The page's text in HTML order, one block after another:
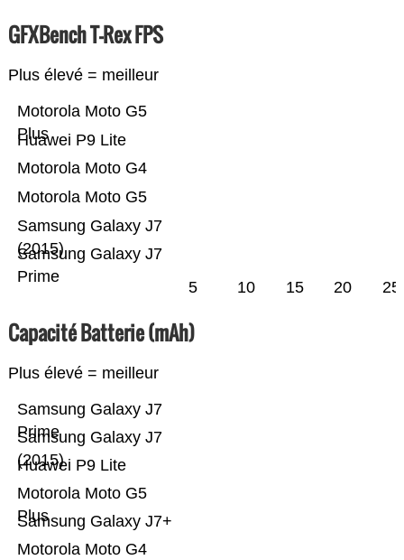
GFXBench T-Rex FPS
Plus élevé = meilleur
Samsung Galaxy J7
Prime
Samsung Galaxy J7
(2015)
Motorola Moto G5
Motorola Moto G4
Huawei P9 Lite
Motorola Moto G5
Plus
5 10 15 20 25
Capacité Batterie (mAh)
Plus élevé = meilleur
Motorola Moto G4
Samsung Galaxy J7+
Motorola Moto G5
Plus
Huawei P9 Lite
Samsung Galaxy J7
(2015)
Samsung Galaxy J7
Prime